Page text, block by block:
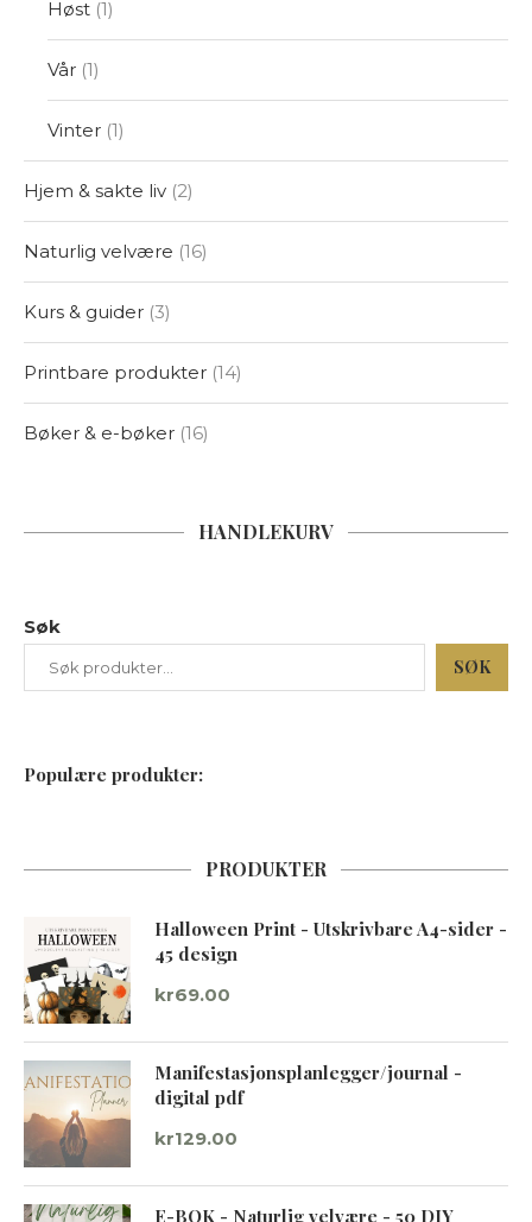
Høst 1
Vår 1
Vinter 1
Hjem & sakte liv 2
Naturlig velvære 16
Kurs & guider 3
Printbare produkter 14
Bøker & e-bøker 16
HANDLEKURV
Søk
SØK
Populære produkter:
PRODUKTER
Halloween Print - Utskrivbare A4-sider -
45 design
kr69.00
Manifestasjonsplanlegger/journal -
digital pdf
kr129.00
E-BOK - Naturlig velvære - 50 DIY